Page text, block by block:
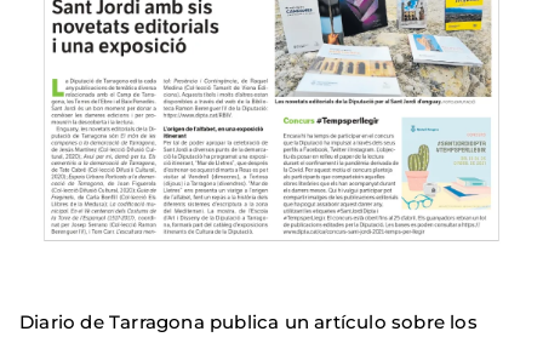
Diario de Tarragona publica un artículo sobre los